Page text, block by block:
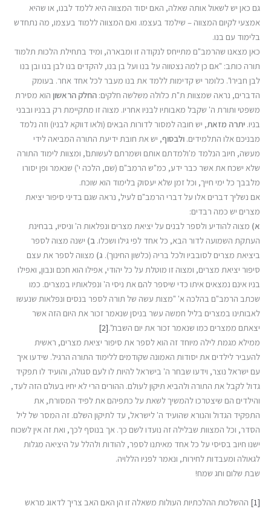
גם כאן יש לשאול אותה שאלה, האם יסוד המצווה היא ללמד לבנו, או שהיא
אמצעי לקיום המצווה – שילמד בעצמו. ואם המצווה ללמוד בעצמו, מה נתחדש
בלימוד עם בנו.
כאן מצאנו שהרמב"ם מתייחס לנקודה זו ומבארה, ומיד בתחילת הלכות תלמוד
תורה כותב: "אם כן למה נצטווה על בנו ועל בן בנו, להקדים בנו לבן בנו ובן בנו
לבן חבירו". כלומר יש קדימות ללמד את בנו מעבר לכל אחד אחר. בעומק
הדברים, נראה שמצוות ת"ת כלולה משלשה חלקים: החלק הראשון הוא מסירת
משפטי ותורת ה' שקבל מאבותיו לבניו אחריו. מצוה זו מתקיימת רק בבניו ובבני
בניו. יתרה מזאת, יש חובה למסור לדורות הבאים (ולאו דווקא לבניו) וזה נלמד
מבניכם אלו התלמידים. ולבסוף, יש את חובת ידיעת התורה המביאה לידי
מעשה, חיוב הנלמד מ'ולמדתם אותם ושמרתם לעשותם', ומצוות לימוד התורה
שלא ישכח את אשר כבר ידע, כמ"ש הרמב"ם (שם, הלכה י') שנאמר ופן יסורו
מלבבך כל ימי חייך, וכל זמן שלא יעסוק בלימוד הוא שוכח.
אם נשליך דברים אלו על דברי הרמב"ם לעיל, נראה שגם בדיני סיפור יציאת
מצרים יש כמה רבדים:
א) מצוה להודיע ולספר לבנים על יציאת מצרים ונפלאות ה' וניסיו, בבחינת
העתקת השמועה לדור הבא, כל אחד לפי גילו ושכלו. ב) ישנה מצוה לספר
ביציאת מצרים לסובביו ולכל בריה (כלשון החינוך). ג) מצווה לספר את עצם
סיפור יציאת מצרים, ומצוה זו מוטלת על כל יהודי, אפילו הוא חכם ונבון, ואפילו
בניו אינם נמצאים איתו כדי שיספר להם את ניסי ה' ונפלאותיו במצרים. כמו
שכתב הרמב"ם בהלכה א' "מצות עשה של תורה לספר בנסים ונפלאות שנעשו
לאבותינו במצרים בליל חמשה עשר בניסן שנאמר זכור את היום הזה אשר
יצאתם ממצרים כמו שנאמר זכור את יום השבת".[2]
ממילא מגמת לילה מיוחד זה הוא לספר את סיפור יציאת מצרים, ראשית
להעביר לילדים את יסודות האמונה שקודמים ללימוד התורה הרגיל. שידעו איך
עם ישראל נוצר, וידעו שבחר ה' בישראל להיות לו לעם סגולה, והועיד לו תפקיד
גדול לקבל את התורה ולהביא תיקון לעולם. ההורים הרי לא יחיו בעולם הזה לעד,
והילדים הם שיצטרכו להמשיך לשאת על כתפיהם את לפיד המסורת, את
התפקיד הגדול והנורא שהועיד ה' לישראל, עד לתיקון השלם. זה המסר של ליל
הסדר, וכל המצוות שבלילה זה נועדו לשם כך. אך בנוסף לכך, ואת זה אין לשכוח
ישנו חיוב בסיסי על כל אחד מאיתנו לספר, להודות ולהלל על היציאה מגלות
לגאולה ומעבדות לחירות, ונאמר לפניו הללויה.
שבת שלום וחג שמח!
[1]
ההשלכות ההלכתיות העולות משאלה זו הן האם האב צריך לדאוג מראש